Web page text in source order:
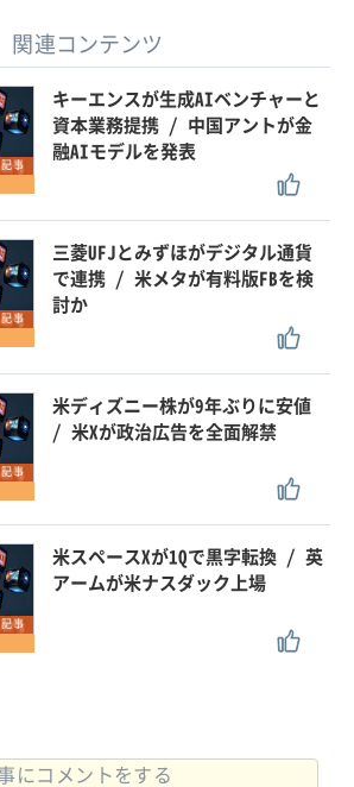
関連コンテンツ
記事
キーエンスが生成AIベンチャーと
資本業務提携 / 中国アントが金
融AIモデルを発表
記事
三菱UFJとみずほがデジタル通貨
で連携 / 米メタが有料版FBを検
討か
記事
米ディズニー株が9年ぶりに安値
/ 米Xが政治広告を全面解禁
記事
米スペースXが1Qで黒字転換 / 英
アームが米ナスダック上場